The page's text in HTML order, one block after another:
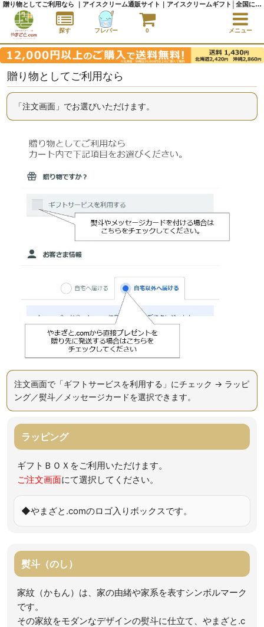
贈り物としてご利用なら
「注文画面」でお選びいただけます。
注文画面で「ギフトサービスを利用する」にチェック → ラッピ
ング／熨斗／メッセージカードを選択できます。
ラッピング
ギフトＢＯＸをご利用いただけます。
ご注文画面にて選択してください。
◆やまざと.comのロゴ入りボックスです。
熨斗（のし）
家紋（かもん）は、家の由緒や家系を表すシンボルマーク
です。
その家紋をモダンなデザインの熨斗に仕立て、やまざと.c
贈り物としてご利用なら ｜アイスクリーム通販サイト｜アイスクリームギフト│全国にご当地アイスをお届け - やまざと.com
探す フレバー 0 メニュー